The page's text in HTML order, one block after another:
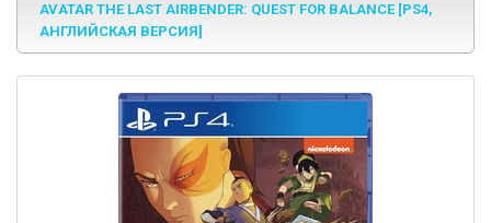
AVATAR THE LAST AIRBENDER: QUEST FOR BALANCE [PS4,
АНГЛИЙСКАЯ ВЕРСИЯ]